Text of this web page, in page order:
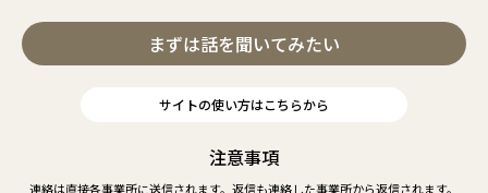
まずは話を聞いてみたい
サイトの使い方はこちらから
注意事項
連絡は直接各事業所に送信されます。返信も連絡した事業所から返信されます。